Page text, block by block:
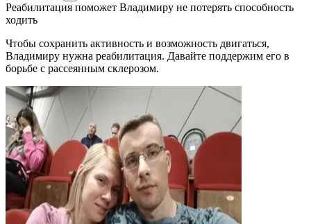
Реабилитация поможет Владимиру не потерять способность
ходить
Чтобы сохранить активность и возможность двигаться,
Владимиру нужна реабилитация. Давайте поддержим его в
борьбе с рассеянным склерозом.